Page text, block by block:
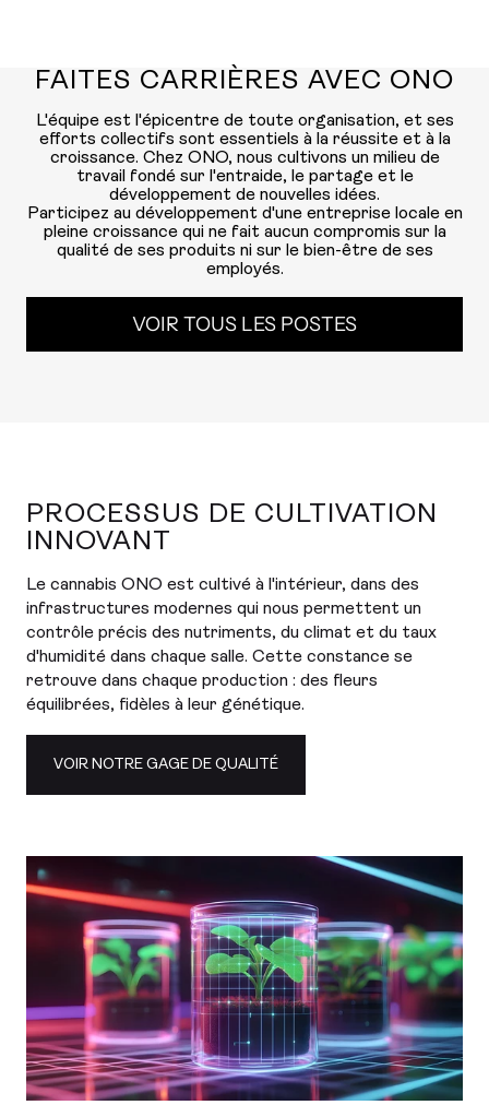
FAITES CARRIÈRES AVEC ONO
L'équipe est l'épicentre de toute organisation, et ses
efforts collectifs sont essentiels à la réussite et à la
croissance. Chez ONO, nous cultivons un milieu de
travail fondé sur l'entraide, le partage et le
développement de nouvelles idées.
Participez au développement d'une entreprise locale en
pleine croissance qui ne fait aucun compromis sur la
qualité de ses produits ni sur le bien-être de ses
employés.
VOIR TOUS LES POSTES
PROCESSUS DE CULTIVATION
INNOVANT
Le cannabis ONO est cultivé à l'intérieur, dans des
infrastructures modernes qui nous permettent un
contrôle précis des nutriments, du climat et du taux
d'humidité dans chaque salle. Cette constance se
retrouve dans chaque production : des fleurs
équilibrées, fidèles à leur génétique.
VOIR NOTRE GAGE DE QUALITÉ